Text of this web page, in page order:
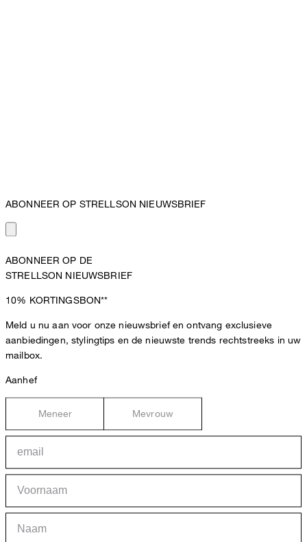
ABONNEER OP STRELLSON NIEUWSBRIEF
ABONNEER OP DE
STRELLSON NIEUWSBRIEF
10% KORTINGSBON**
Meld u nu aan voor onze nieuwsbrief en ontvang exclusieve
aanbiedingen, stylingtips en de nieuwste trends rechtstreeks in uw
mailbox.
Aanhef
Meneer Mevrouw